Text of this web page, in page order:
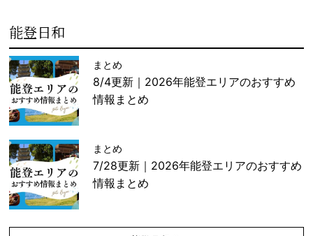
能登日和
まとめ
8/4更新｜2026年能登エリアのおすすめ
情報まとめ
まとめ
7/28更新｜2026年能登エリアのおすすめ
情報まとめ